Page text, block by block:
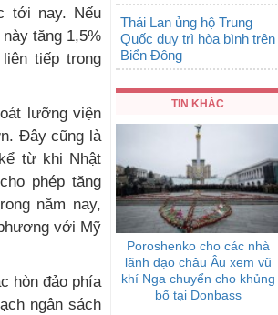
tới nay. Nếu
tăng 1,5%
tiếp trong
lưỡng viện
Đây cũng là
từ khi Nhật
phép tăng
năm nay,
với Mỹ
hòn đảo phía
ngân sách
Thái Lan ủng hộ Trung
Quốc duy trì hòa bình trên
Biển Đông
TIN KHÁC
Poroshenko cho các nhà
lãnh đạo châu Âu xem vũ
khí Nga chuyển cho khủng
bố tại Donbass